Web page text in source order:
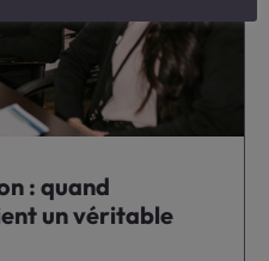
: quand
un véritable